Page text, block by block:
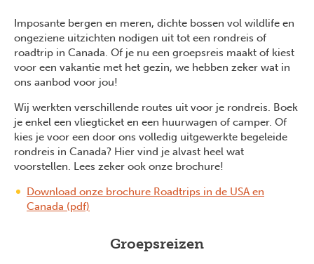
Imposante bergen en meren, dichte bossen vol wildlife en
ongeziene uitzichten nodigen uit tot een rondreis of
roadtrip in Canada. Of je nu een groepsreis maakt of kiest
voor een vakantie met het gezin, we hebben zeker wat in
ons aanbod voor jou!
Wij werkten verschillende routes uit voor je rondreis. Boek
je enkel een vliegticket en een huurwagen of camper. Of
kies je voor een door ons volledig uitgewerkte begeleide
rondreis in Canada? Hier vind je alvast heel wat
voorstellen. Lees zeker ook onze brochure!
Download onze brochure Roadtrips in de USA en
Canada (pdf)
Groepsreizen